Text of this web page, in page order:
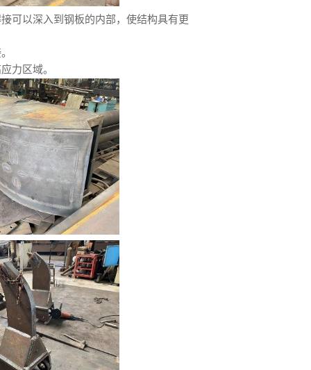
可以深入到钢板的内部，使结构具有更
力区域。